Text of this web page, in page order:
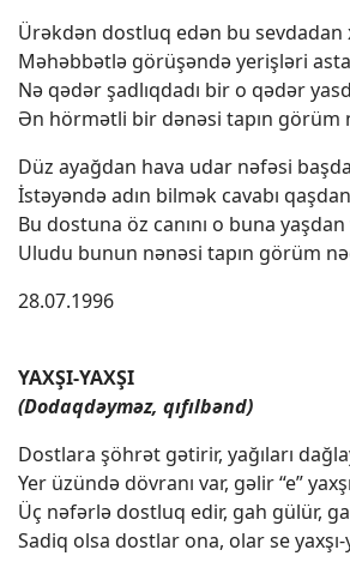
Ürəkdən dostluq edən bu sevdadan
Məhəbbətlə görüşəndə yerişləri
Nə qədər şadlıqdadı bir o qədər
Ən hörmətli bir dənəsi tapın görüm
Düz ayağdan hava udar nəfəsi
İstəyəndə adın bilmək cavabı
Bu dostuna öz canını o buna yaşdan
Uludu bunun nənəsi tapın görüm
28.07.1996
YAXŞI-YAXŞI
(Dodaqdəyməz, qıfılbənd)
Dostlara şöhrət gətirir, yağıları
Yer üzündə dövranı var, gəlir “e”
Üç nəfərlə dostluq edir, gah gülür,
Sadiq olsa dostlar ona, olar se yaxşı-